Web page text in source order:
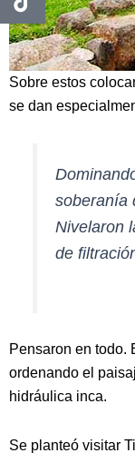
Sobre estos
se dan
soberanía
Nivelaron
de
Pensaron en todo.
ordenando el
hidráulica inca.
Se planteó visitar